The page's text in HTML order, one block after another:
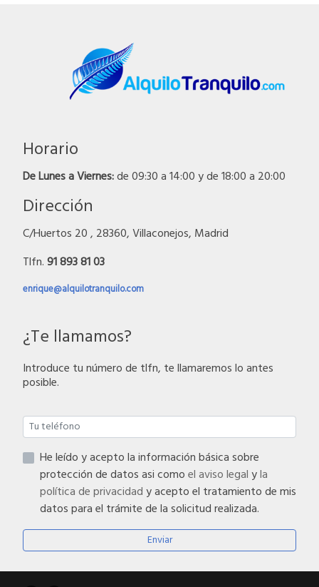
Horario
De Lunes a Viernes:de 09:30 a 14:00 y de 18:00 a 20:00
Dirección
C/Huertos 20 , 28360, Villaconejos, Madrid
Tlfn.91 893 81 03
enrique@alquilotranquilo.com
¿Te llamamos?
Introduce tu número de tlfn, te llamaremos lo antes
posible.
He leído y acepto la información básica sobre
protección de datos asi comoel aviso legalyla
política de privacidady acepto el tratamiento de mis
datos para el trámite de la solicitud realizada.
Enviar